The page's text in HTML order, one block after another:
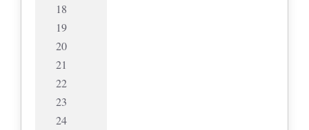
18
19
20
21
22
23
24